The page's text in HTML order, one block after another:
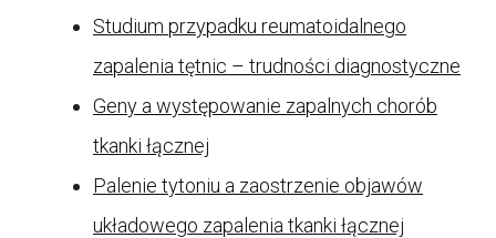
Studium przypadku reumatoidalnego
zapalenia tętnic – trudności diagnostyczne
Geny a występowanie zapalnych chorób
tkanki łącznej
Palenie tytoniu a zaostrzenie objawów
układowego zapalenia tkanki łącznej